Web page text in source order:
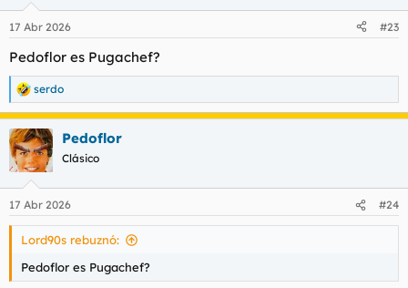
e
:
17 Abr 2026 #23
Pedoflor es Pugachef?
R
e
a
c
c
i
e
s
serdo
Pedoflor
Clásico
17 Abr 2026 #24
Lord90s rebuznó:
Pedoflor es Pugachef?